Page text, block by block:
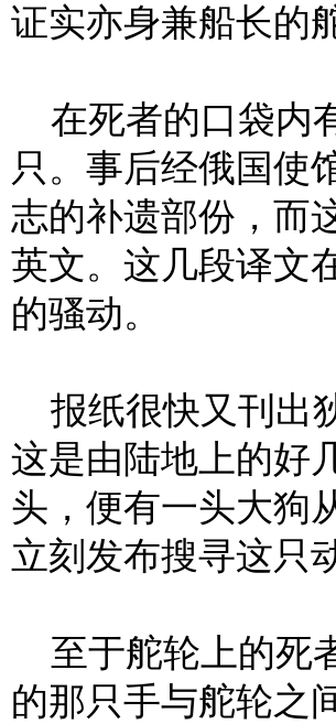
证实亦身兼船长的
在死者的口袋内
只。事后经俄国使
志的补遗部份，而
英文。这几段译文
的骚动。
报纸很快又刊出
这是由陆地上的好
头，便有一头大狗
立刻发布搜寻这只
至于舵轮上的死
的那只手与舵轮之